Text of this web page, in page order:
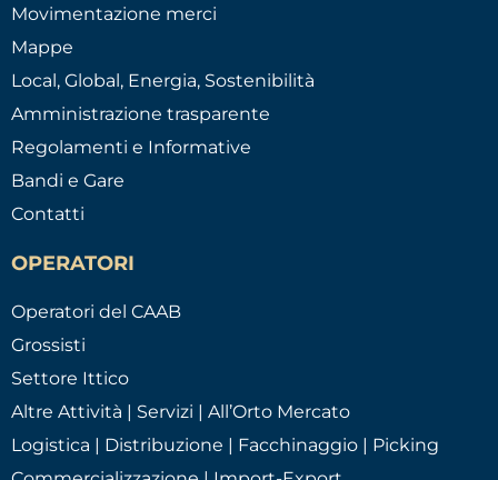
Movimentazione merci
Mappe
Local, Global, Energia, Sostenibilità
Amministrazione trasparente
Regolamenti e Informative
Bandi e Gare
Contatti
OPERATORI
Operatori del CAAB
Grossisti
Settore Ittico
Altre Attività | Servizi | All’Orto Mercato
Logistica | Distribuzione | Facchinaggio | Picking